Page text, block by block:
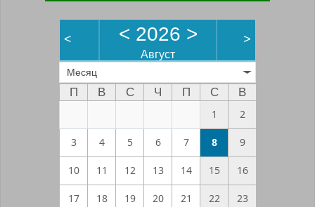
< < 2026 >
Август
>
Месяц
П В С Ч П С
В
1
2
3 4 5 6 7 8 9
10 11 12 13 14 15 16
17 18 19 20 21 22 23